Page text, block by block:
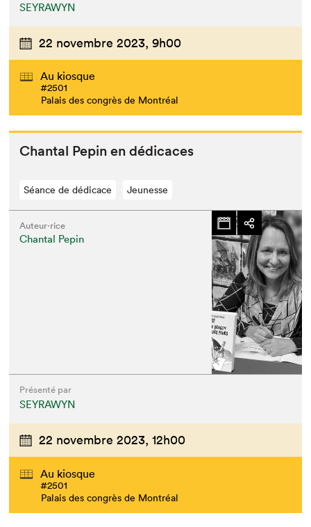
SEYRAWYN
22 novembre 2023, 9h00
Au kiosque
#2501
Palais des congrès de Montréal
Chan­tal Pepin en dédicaces
Séance de dédicace Jeunesse
Auteur·rice
Chantal Pepin
Présenté par
SEYRAWYN
22 novembre 2023, 12h00
Au kiosque
#2501
Palais des congrès de Montréal